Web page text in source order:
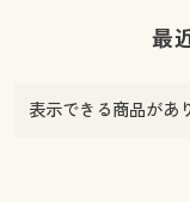
最
表示できる商品があ